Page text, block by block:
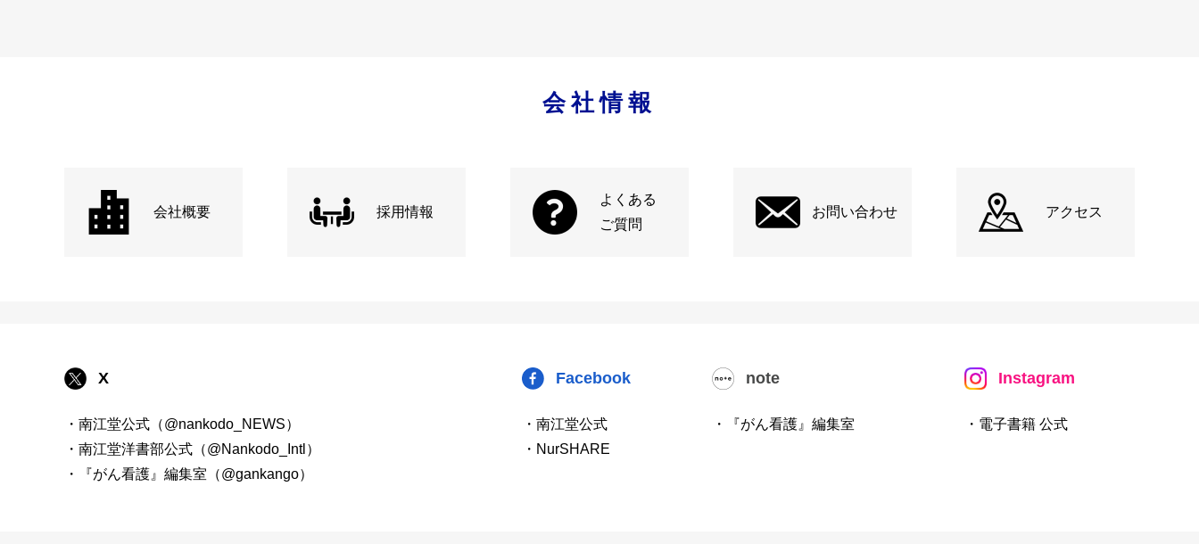
会社情報
会社概要 採用情報
よくある
ご質問
お問い合わせ アクセス
X
・南江堂公式（@nankodo_NEWS）
・南江堂洋書部公式（@Nankodo_Intl）
・『がん看護』編集室（@gankango）
Facebook
・南江堂公式
・NurSHARE
note
・『がん看護』編集室
Instagram
・電子書籍 公式